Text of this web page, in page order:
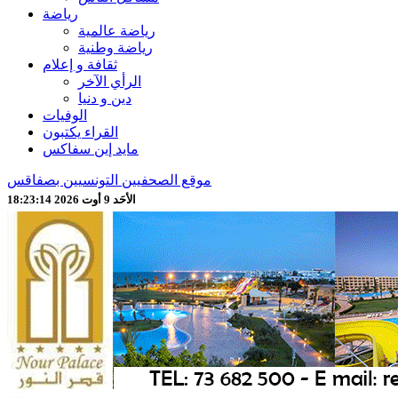
رياضة
رياضة عالمية
رياضة وطنية
ثقافة و إعلام
الرأي الآخر
دين و دنيا
الوفيات
القراء يكتبون
مايد إين سفاكس
موقع الصحفيين التونسيين بصفاقس
الأحَد 9 أوت 2026 18:23:16